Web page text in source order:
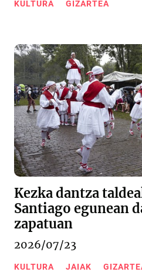
KULTURA GIZARTEA
Kezka dantza
Santiago egunean
zapatuan
2026/07/23
KULTURA JAIAK